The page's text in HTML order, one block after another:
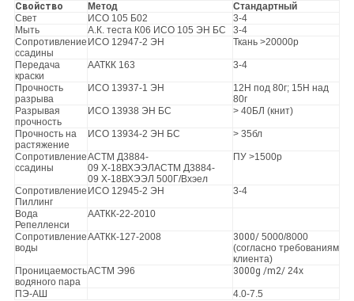
Свойство Метод
Стандартный
Свет
ИСО 105 Б02
3-4
Мыть
А.К. теста К06 ИСО 105 ЭН БС
3-4
Сопротивление
ссадины
ИСО 12947-2 ЭН Ткань >20000р
Передача
краски
ААТКК 163 3-4
Прочность
разрыва
ИСО 13937-1 ЭН
12Н под 80г; 15Н над
80г
Разрывая
прочность
ИСО 13938 ЭН БС > 40БЛ (книт)
Прочность на
растяжение
ИСО 13934-2 ЭН БС > 35бл
Сопротивление
ссадины
АСТМ Д3884-
09 Х-18ВХЭЭЛАСТМ Д3884-
09 Х-18ВХЭЭЛ 500Г/Вхэел
ПУ >1500р
Сопротивление
Пиллинг
ИСО 12945-2 ЭН 3-4
Вода
Репелленси
ААТКК-22-2010
Сопротивление
воды
ААТКК-127-2008 3000/ 5000/8000
(согласно требованиям
клиента)
Проницаемость
водяного пара
АСТМ Э96 3000g /m2/ 24х
ПЭ-АШ 4.0-7.5